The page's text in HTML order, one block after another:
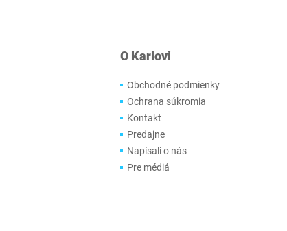
O Karlovi
Obchodné podmienky
Ochrana súkromia
Kontakt
Predajne
Napísali o nás
Pre médiá